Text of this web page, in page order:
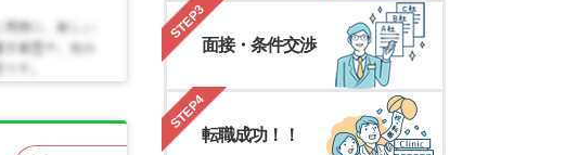
STEP3
面接・条件交渉
STEP4
転職成功！！